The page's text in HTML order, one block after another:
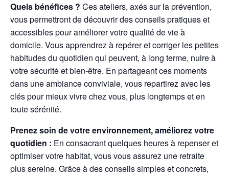
Quels bénéfices ? Ces ateliers, axés sur la prévention,
vous permettront de découvrir des conseils pratiques et
accessibles pour améliorer votre qualité de vie à
domicile. Vous apprendrez à repérer et corriger les petites
habitudes du quotidien qui peuvent, à long terme, nuire à
votre sécurité et bien-être. En partageant ces moments
dans une ambiance conviviale, vous repartirez avec les
clés pour mieux vivre chez vous, plus longtemps et en
toute sérénité.
Prenez soin de votre environnement, améliorez votre
quotidien : En consacrant quelques heures à repenser et
optimiser votre habitat, vous vous assurez une retraite
plus sereine. Grâce à des conseils simples et concrets,